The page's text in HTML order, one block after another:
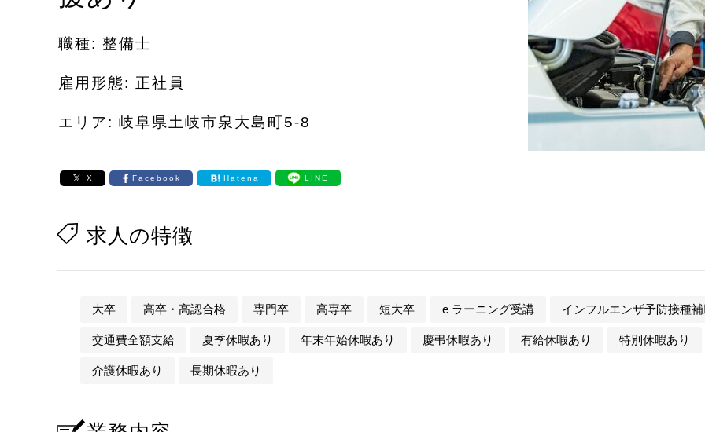
職種: 整備士
雇用形態: 正社員
エリア: 岐阜県土岐市泉大島町5-8
X Facebook Hatena LINE
求人の特徴
大卒 高卒・高認合格 専門卒 高専卒 短大卒 e ラーニング受講 インフルエンザ予防接種補
交通費全額支給 夏季休暇あり 年末年始休暇あり 慶弔休暇あり 有給休暇あり 特別休暇あり
介護休暇あり 長期休暇あり